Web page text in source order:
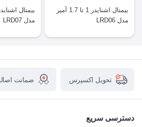
بیمتال اشنایدر 1 تا 1.7 آمپر
مدل LRD06
مدل LRD07
تحویل اکسپرس ضمانت
دسترسی سریع